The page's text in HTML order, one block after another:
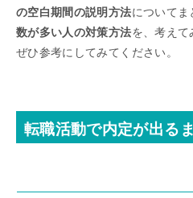
の空白期間の説明方法についてま
数が多い人の対策方法を、考えて
ぜひ参考にしてみてください。
転職活動で内定が出る